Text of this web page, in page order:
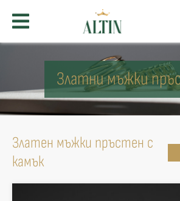
Златни мъжки
Златен мъжки пръстен с
камък